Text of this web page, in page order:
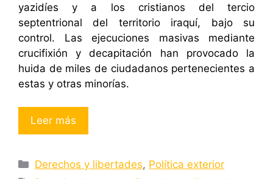
yazidíes y a los cristianos del tercio
septentrional del territorio iraquí, bajo su
control. Las ejecuciones masivas mediante
crucifixión y decapitación han provocado la
huida de miles de ciudadanos pertenecientes a
estas y otras minorías.
Leer más
Categorías
Derechos y libertades, Política exterior